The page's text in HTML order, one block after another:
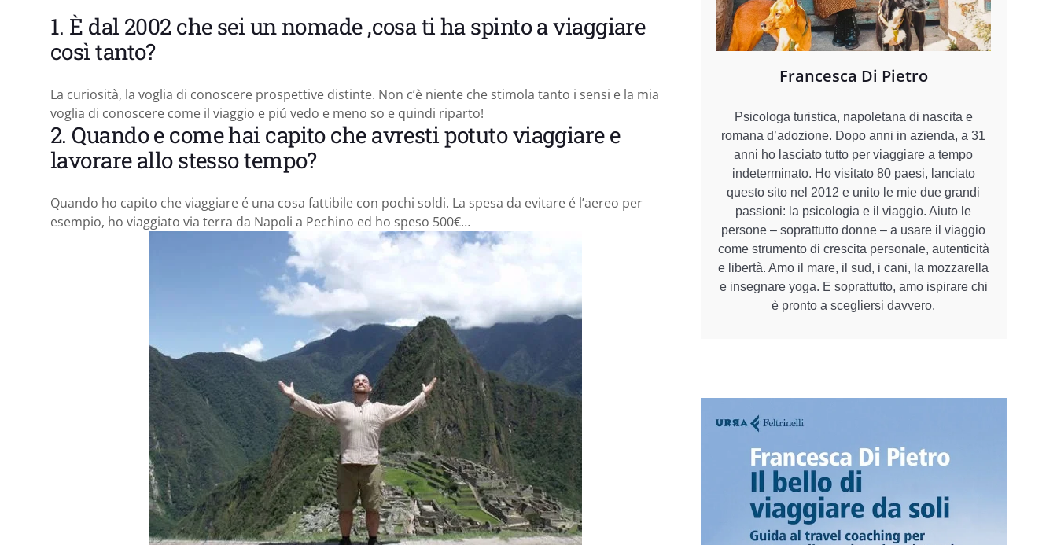
1. È dal 2002 che sei un nomade ,cosa ti ha spinto a viaggiare
così tanto?
La curiosità, la voglia di conoscere prospettive distinte. Non c’è niente che stimola tanto i sensi e la mia
voglia di conoscere come il viaggio e piú vedo e meno so e quindi riparto!
2. Quando e come hai capito che avresti potuto viaggiare e
lavorare allo stesso tempo?
Quando ho capito che viaggiare é una cosa fattibile con pochi soldi. La spesa da evitare é l’aereo per
esempio, ho viaggiato via terra da Napoli a Pechino ed ho speso 500€…
Francesca Di Pietro
Psicologa turistica, napoletana di nascita e
romana d’adozione. Dopo anni in azienda, a 31
anni ho lasciato tutto per viaggiare a tempo
indeterminato. Ho visitato 80 paesi, lanciato
questo sito nel 2012 e unito le mie due grandi
passioni: la psicologia e il viaggio. Aiuto le
persone – soprattutto donne – a usare il viaggio
come strumento di crescita personale, autenticità
e libertà. Amo il mare, il sud, i cani, la mozzarella
e insegnare yoga. E soprattutto, amo ispirare chi
è pronto a scegliersi davvero.